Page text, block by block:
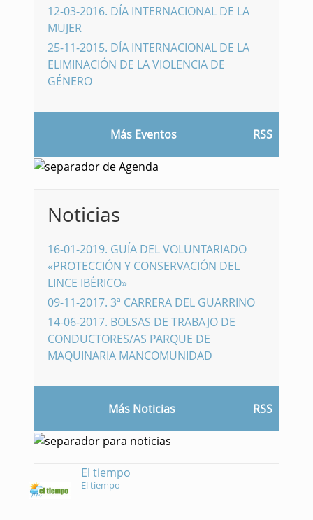
12-03-2016. DÍA INTERNACIONAL DE LA
MUJER
25-11-2015. DÍA INTERNACIONAL DE LA
ELIMINACIÓN DE LA VIOLENCIA DE
GÉNERO
Más Eventos RSS
Noticias
16-01-2019. GUÍA DEL VOLUNTARIADO
«PROTECCIÓN Y CONSERVACIÓN DEL
LINCE IBÉRICO»
09-11-2017. 3ª CARRERA DEL GUARRINO
14-06-2017. BOLSAS DE TRABAJO DE
CONDUCTORES/AS PARQUE DE
MAQUINARIA MANCOMUNIDAD
Más Noticias RSS
El tiempo
El tiempo